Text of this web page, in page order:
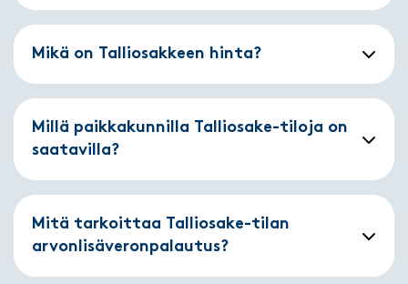
Mikä on Talliosakkeen hinta?
Millä paikkakunnilla Talliosake-tiloja on
saatavilla?
Mitä tarkoittaa Talliosake-tilan
arvonlisäveronpalautus?